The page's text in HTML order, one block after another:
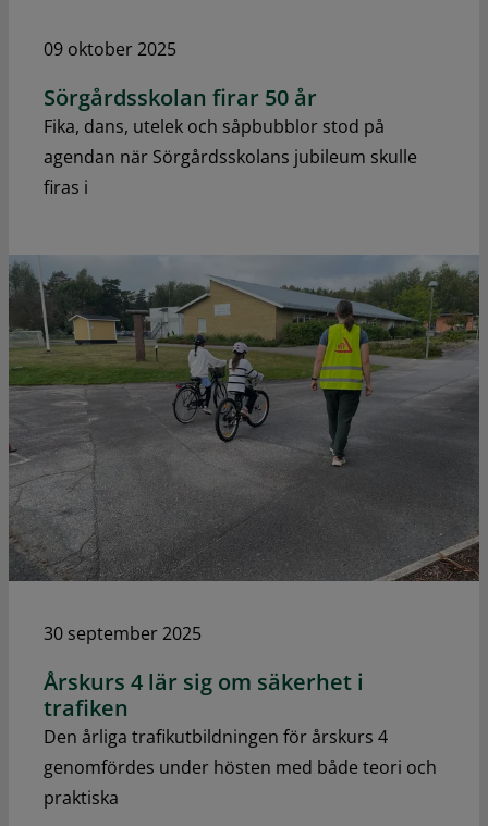
09 oktober 2025
Sörgårdsskolan firar 50 år
Fika, dans, utelek och såpbubblor stod på
agendan när Sörgårdsskolans jubileum skulle
firas i
30 september 2025
Årskurs 4 lär sig om säkerhet i
trafiken
Den årliga trafikutbildningen för årskurs 4
genomfördes under hösten med både teori och
praktiska